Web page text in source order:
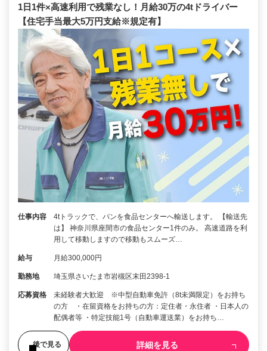
1日1件×高速利用で残業なし！月給30万の4tドライバー
【住宅手当最大5万円支給※規定有】
仕事内容
4tトラックで、パンを食品センターへ輸送します。 【輸送先
は】 神奈川県座間市の食品センター1件のみ。 高速道路を利
用して移動しますので移動もスムーズ…
給与 月給300,000円
勤務地 埼玉県さいたま市岩槻区末田2398-1
応募資格
未経験者大歓迎 ※中型自動車免許（8t未満限定）をお持ち
の方 ・在留資格をお持ちの方：定住者・永住者 ・日本人の
配偶者等 ・特定技能1号（自動車運送業）をお持ち…
後で見る 詳細を見る